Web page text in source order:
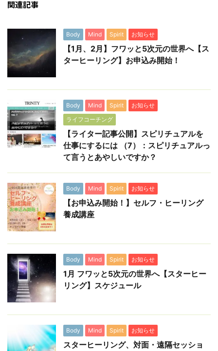
関連記事
Body Mind Spirit お知らせ
【1月、2月】フワッと5次元の世界へ【ス
ターヒーリング】お申込み開始！
Body Mind Spirit
お知らせ
ライフコーチング
【ライター記事公開】スピリチュアルを
仕事にするには （7）：スピリチュアルっ
て言うとあやしいですか？
Body Mind Spirit お知らせ
【お申込み開始！】セルフ・ヒーリング
養成講座
Body Mind Spirit お知らせ
1月 フワッと5次元の世界へ【スターヒー
リング】スケジュール
Body Mind Spirit お知らせ
スターヒーリング、対面・遠隔セッショ